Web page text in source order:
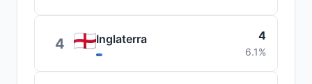
4 Inglaterra 4
6.1%